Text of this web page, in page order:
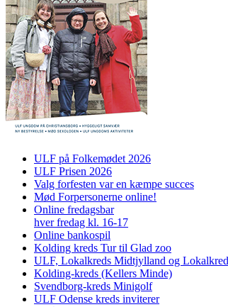
ULF på Folkemødet 2026
ULF Prisen 2026
Valg forfesten var en kæmpe succes
Mød Forpersonerne online!
Online fredagsbar
hver fredag kl. 16-17
Online bankospil
Kolding kreds Tur til Glad zoo
ULF, Lokalkreds Midtjylland og
Kolding-kreds (Kellers Minde)
Svendborg-kreds Minigolf
ULF Odense kreds inviterer